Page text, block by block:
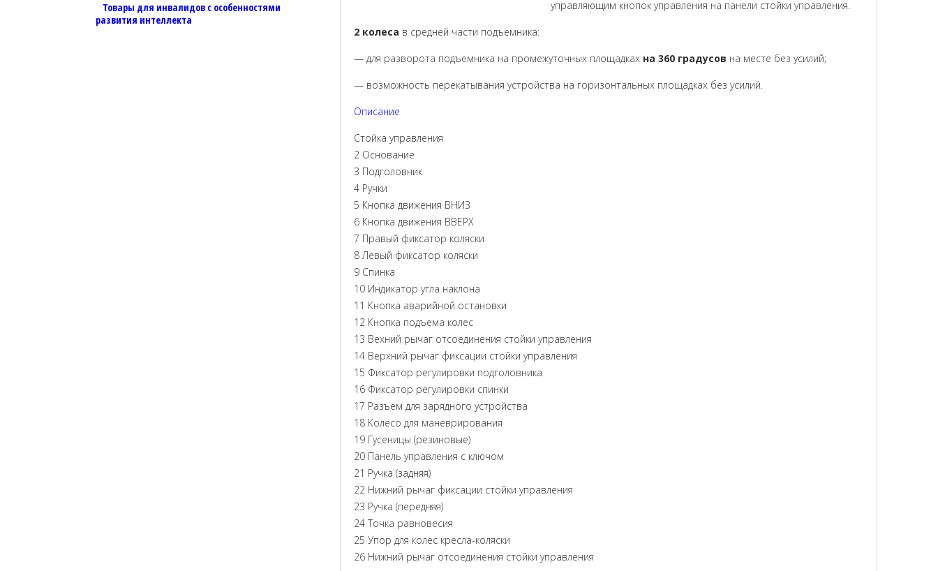
управляющим кнопок управления на панели стойки управления.
2 колеса в средней части подъемника:
— для разворота подъемника на промежуточных площадках на 360 градусов на месте без усилий;
— возможность перекатывания устройства на горизонтальных площадках без усилий.
Описание
Стойка управления
2 Основание
3 Подголовник
4 Ручки
5 Кнопка движения ВНИЗ
6 Кнопка движения ВВЕРХ
7 Правый фиксатор коляски
8 Левый фиксатор коляски
9 Спинка
10 Индикатор угла наклона
11 Кнопка аварийной остановки
12 Кнопка подъема колес
13 Вехний рычаг отсоединения стойки управления
14 Верхний рычаг фиксации стойки управления
15 Фиксатор регулировки подголовника
16 Фиксатор регулировки спинки
17 Разъем для зарядного устройства
18 Колесо для маневрирования
19 Гусеницы (резиновые)
20 Панель управления с ключом
21 Ручка (задняя)
22 Нижний рычаг фиксации стойки управления
23 Ручка (передняя)
24 Точка равновесия
25 Упор для колес кресла-коляски
26 Нижний рычаг отсоединения стойки управления
Товары для инвалидов с особенностями
развития интеллекта